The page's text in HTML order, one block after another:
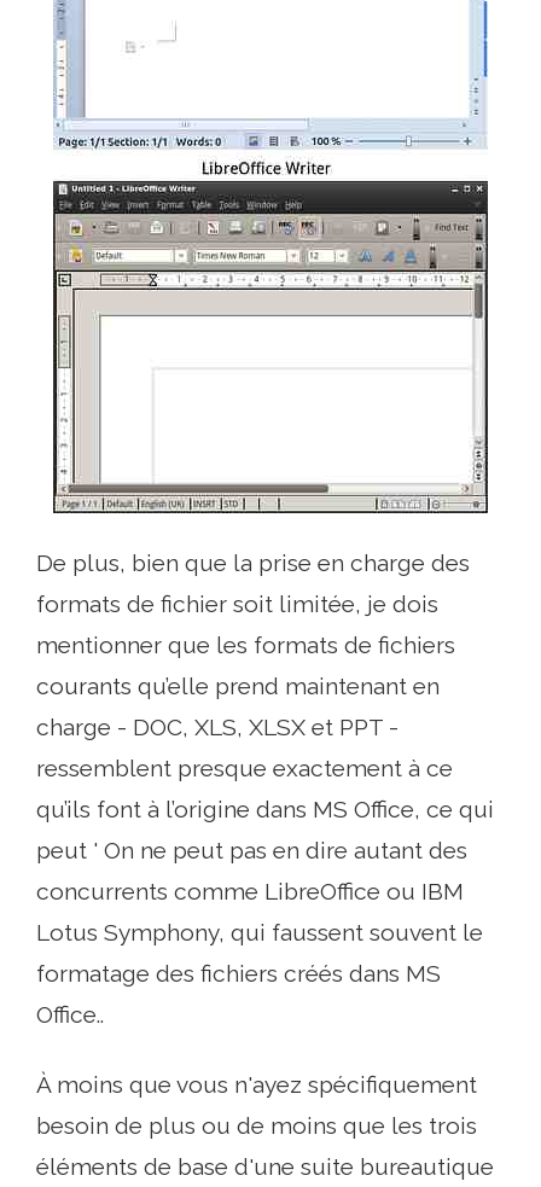
De plus, bien que la prise en charge des
formats de fichier soit limitée, je dois
mentionner que les formats de fichiers
courants qu’elle prend maintenant en
charge - DOC, XLS, XLSX et PPT -
ressemblent presque exactement à ce
qu’ils font à l’origine dans MS Office, ce qui
peut ' On ne peut pas en dire autant des
concurrents comme LibreOffice ou IBM
Lotus Symphony, qui faussent souvent le
formatage des fichiers créés dans MS
Office..
À moins que vous n'ayez spécifiquement
besoin de plus ou de moins que les trois
éléments de base d'une suite bureautique